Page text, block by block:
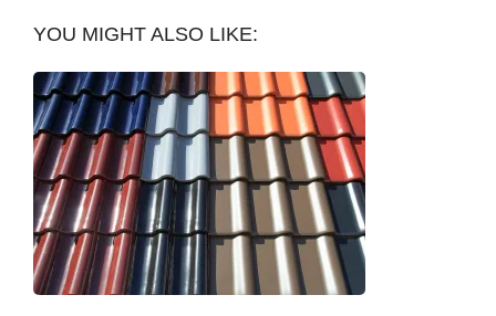
YOU MIGHT ALSO LIKE: